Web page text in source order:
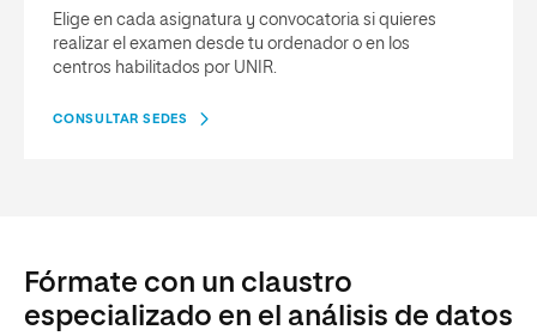
Elige en cada asignatura y convocatoria si quieres
realizar el examen desde tu ordenador o en los
centros habilitados por UNIR.
CONSULTAR SEDES
Fórmate con un claustro
especializado en el análisis de datos